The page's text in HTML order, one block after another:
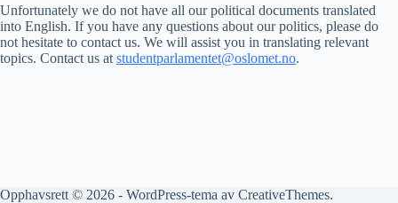
Unfortunately we do not have all our political documents translated
into English. If you have any questions about our politics, please do
not hesitate to contact us. We will assist you in translating relevant
topics. Contact us at studentparlamentet@oslomet.no.
Opphavsrett © 2026 - WordPress-tema av CreativeThemes.